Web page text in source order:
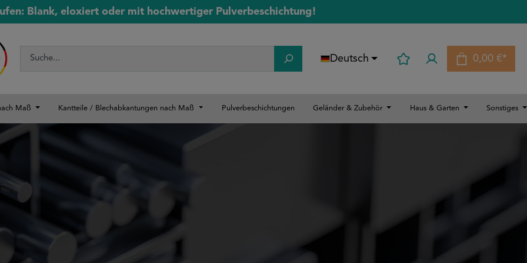
Blank, eloxiert oder mit hochwertiger Pulverbeschichtung!
Deutsch 0,00 €*
Maß Kantteile / Blechabkantungen nach Maß Pulverbeschichtungen Geländer & Zubehör Haus & Garten Sonstiges